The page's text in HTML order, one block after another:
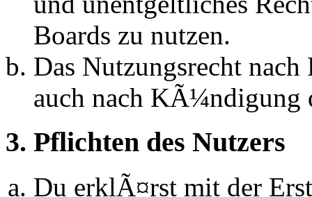
Boards zu nutzen.
Das Nutzungsrecht
auch nach KÃ¼ndigung
3. Pflichten des Nutzers
Du erklÃ¤rst mit der